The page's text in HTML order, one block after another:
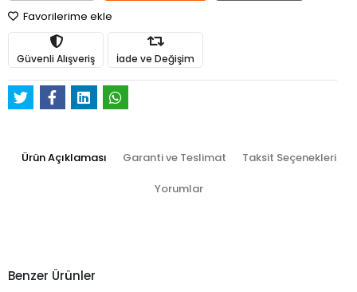
Favorilerime ekle
Güvenli Alışveriş İade ve Değişim
Ürün Açıklaması Garanti ve Teslimat Taksit Seçenekleri
Yorumlar
Benzer Ürünler